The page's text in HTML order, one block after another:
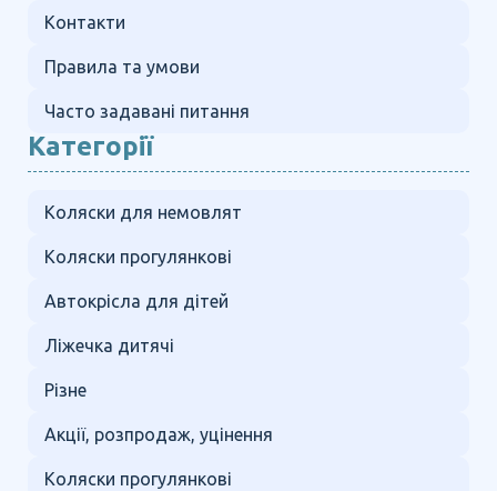
Контакти
Правила та умови
Часто задавані питання
Категорії
Коляски для немовлят
Коляски прогулянкові
Автокрісла для дітей
Ліжечка дитячі
Різне
Акції, розпродаж, уцінення
Коляски прогулянкові